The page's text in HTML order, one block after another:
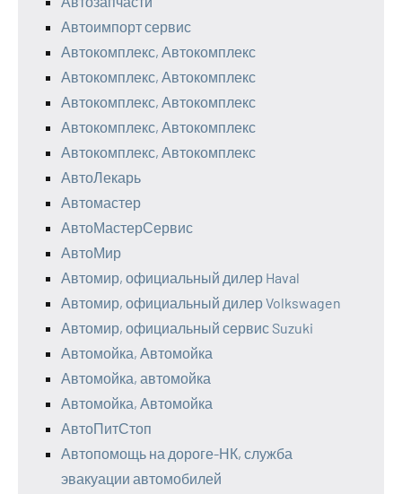
Автоимпорт сервис
Автокомплекс, Автокомплекс
Автокомплекс, Автокомплекс
Автокомплекс, Автокомплекс
Автокомплекс, Автокомплекс
Автокомплекс, Автокомплекс
АвтоЛекарь
Автомастер
АвтоМастерСервис
АвтоМир
Автомир, официальный дилер Haval
Автомир, официальный дилер Volkswagen
Автомир, официальный сервис Suzuki
Автомойка, Автомойка
Автомойка, автомойка
Автомойка, Автомойка
АвтоПитСтоп
Автопомощь на дороге-НК, служба
эвакуации автомобилей